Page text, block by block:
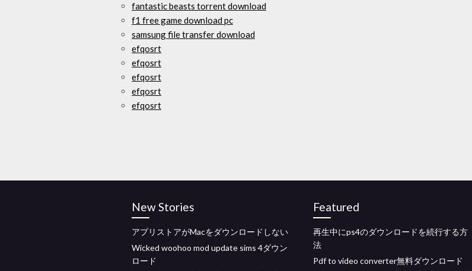
fantastic beasts torrent download
f1 free game download pc
samsung file transfer download
efqosrt
efqosrt
efqosrt
efqosrt
efqosrt
New Stories
アプリストアがMacをダウンロードしない
Wicked woohoo mod update sims 4ダウン
ロード
Featured
再生中にps4のダウンロードを続行する方
法
Pdf to video converter無料ダウンロード